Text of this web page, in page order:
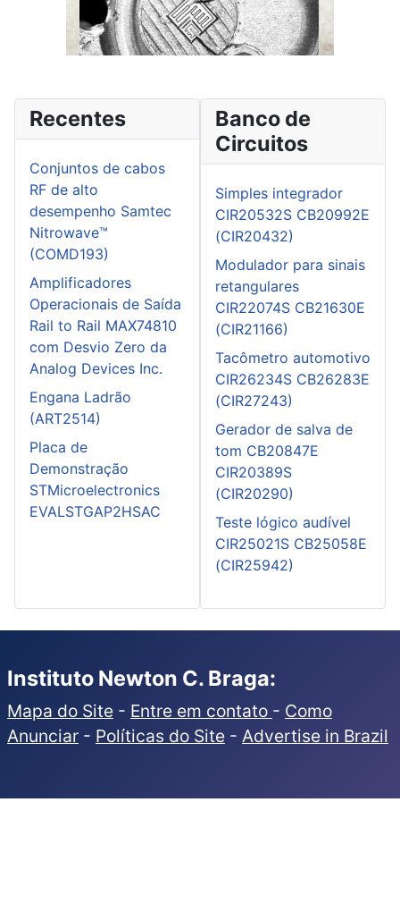
Recentes
Conjuntos de cabos
RF de alto
desempenho Samtec
Nitrowave™
(COMD193)
Amplificadores
Operacionais de Saída
Rail to Rail MAX74810
com Desvio Zero da
Analog Devices Inc.
Engana Ladrão
(ART2514)
Placa de
Demonstração
STMicroelectronics
EVALSTGAP2HSAC
Banco de
Circuitos
Simples integrador
CIR20532S CB20992E
(CIR20432)
Modulador para sinais
retangulares
CIR22074S CB21630E
(CIR21166)
Tacômetro automotivo
CIR26234S CB26283E
(CIR27243)
Gerador de salva de
tom CB20847E
CIR20389S
(CIR20290)
Teste lógico audível
CIR25021S CB25058E
(CIR25942)
Instituto Newton C. Braga:
Mapa do Site - Entre em contato - Como
Anunciar - Políticas do Site - Advertise in Brazil